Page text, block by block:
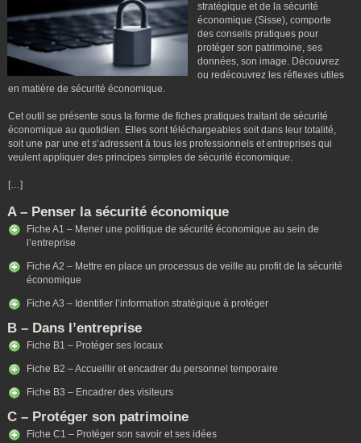
stratégique et de la sécurité
économique (Sisse), comporte
des conseils pratiques pour
protéger son patrimoine, ses
données, son image. Découvrez
ou redécouvrez les réflexes utiles
en matière de sécurité économique.
Cet outil se présente sous la forme de fiches pratiques traitant de sécurité
économique au quotidien. Elles sont téléchargeables soit dans leur totalité,
soit une par une et s’adressent à tous les professionnels et entreprises qui
veulent appliquer des principes simples de sécurité économique.
[…]
A – Penser la sécurité économique
Fiche A1 – Mener une politique de sécurité économique au sein de
l’entreprise
Fiche A2 – Mettre en place un processus de veille au profit de la sécurité
économique
Fiche A3 – Identifier l’information stratégique à protéger
B – Dans l’entreprise
Fiche B1 – Protéger ses locaux
Fiche B2 – Accueillir et encadrer du personnel temporaire
Fiche B3 – Encadrer des visiteurs
C – Protéger son patrimoine
Fiche C1 – Protéger son savoir et ses idées